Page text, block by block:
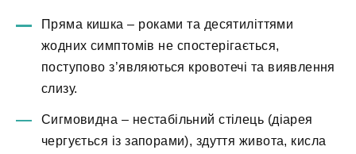
Пряма кишка – роками та десятиліттями
жодних симптомів не спостерігається,
поступово з’являються кровотечі та виявлення
слизу.
Сигмовидна – нестабільний стілець (діарея
чергується із запорами), здуття живота, кисла